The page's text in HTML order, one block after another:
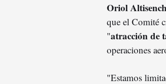
Oriol
que el Comité
"atracción de
operaciones
"Estamos